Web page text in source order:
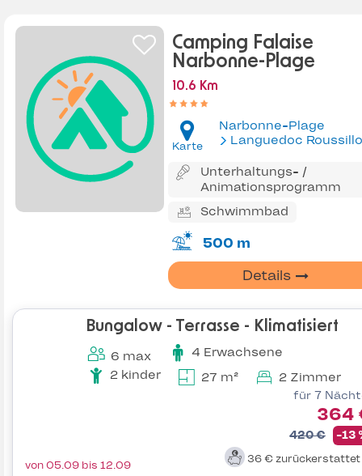
Camping Falaise
Narbonne-Plage
10.6 Km
Karte
Narbonne-Plage
Languedoc
Unterhaltungs- /
Animationsprogramm
Schwimmbad
500 m
Details
Bungalow - Terrasse - Klimatisiert
6 max
4 Erwachsene
2 kinder
27 m² 2 Zimmer
für 7
364
420 € -13
36 € zurückerstattet
von 05.09 bis 12.09